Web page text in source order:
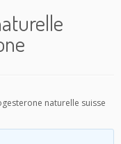
naturelle suisse